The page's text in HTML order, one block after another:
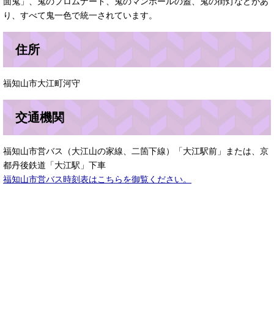
り、すべて鬼一色で統一されています。
住所
福知山市大江町河守
交通機関
福知山市営バス（大江山の家線、二箇下線）「大江駅前」または、京
都丹後鉄道「大江駅」下車
福知山市営バス時刻表はこちらを御覧ください。